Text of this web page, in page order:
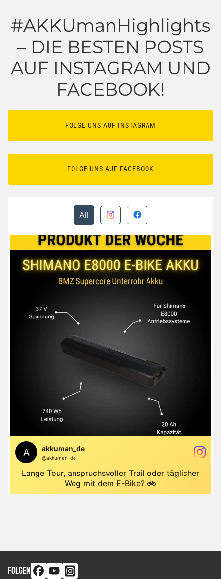
#AKKUmanHighlights
– DIE BESTEN POSTS
AUF INSTAGRAM UND
FACEBOOK!
FOLGE UNS AUF INSTAGRAM
FOLGE UNS AUF FACEBOOK
FOLGEN